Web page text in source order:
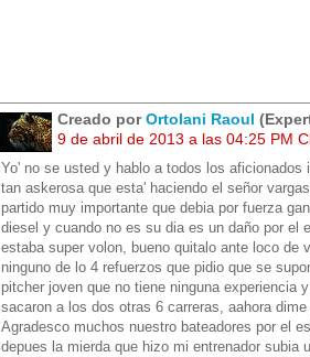
Creado porOrtolani Raoul
9 de abril de 2013 a las 04:25 PM
Yo' no se usted y hablo a todos los
tan askerosa que esta' haciendo el señor
partido muy importante que debia por fuerza
diesel y cuando no es su dia es un daño por el
estaba super volon, bueno quitalo ante loco de
ninguno de lo 4 refuerzos que pidio que se
pitcher joven que no tiene ninguna experiencia
sacaron a los dos otras 6 carreras, aahora
Agradesco muchos nuestro bateadores por el
depues la mierda que hizo mi entrenador